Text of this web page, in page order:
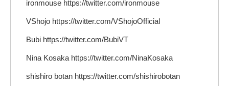
ironmouse https://twitter.com/ironmouse
VShojo https://twitter.com/VShojoOfficial
Bubi https://twitter.com/BubiVT
Nina Kosaka https://twitter.com/NinaKosaka
shishiro botan https://twitter.com/shishirobotan